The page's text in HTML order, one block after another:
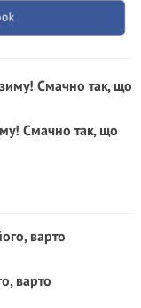
Смачно так, що
варто